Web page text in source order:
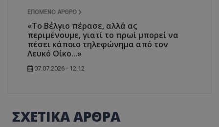
ΕΠΌΜΕΝΟ ΆΡΘΡΟ
«Το Βέλγιο πέρασε, αλλά ας
περιμένουμε, γιατί το πρωί μπορεί να
πέσει κάποιο τηλεφώνημα από τον
Λευκό Οίκο...»
07.07.2026 - 12:12
ΣΧΕΤΙΚΑ ΑΡΘΡΑ